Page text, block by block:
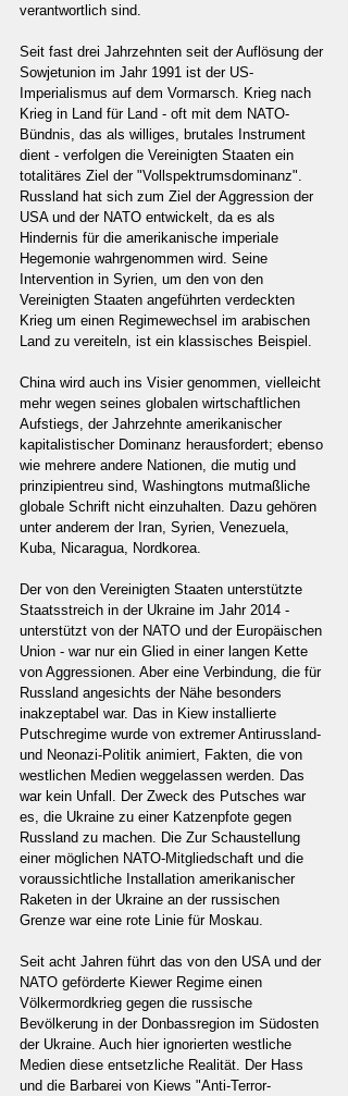
verantwortlich sind.
Seit fast drei Jahrzehnten seit der Auflösung der
Sowjetunion im Jahr 1991 ist der US-
Imperialismus auf dem Vormarsch. Krieg nach
Krieg in Land für Land - oft mit dem NATO-
Bündnis, das als williges, brutales Instrument
dient - verfolgen die Vereinigten Staaten ein
totalitäres Ziel der "Vollspektrumsdominanz".
Russland hat sich zum Ziel der Aggression der
USA und der NATO entwickelt, da es als
Hindernis für die amerikanische imperiale
Hegemonie wahrgenommen wird. Seine
Intervention in Syrien, um den von den
Vereinigten Staaten angeführten verdeckten
Krieg um einen Regimewechsel im arabischen
Land zu vereiteln, ist ein klassisches Beispiel.
China wird auch ins Visier genommen, vielleicht
mehr wegen seines globalen wirtschaftlichen
Aufstiegs, der Jahrzehnte amerikanischer
kapitalistischer Dominanz herausfordert; ebenso
wie mehrere andere Nationen, die mutig und
prinzipientreu sind, Washingtons mutmaßliche
globale Schrift nicht einzuhalten. Dazu gehören
unter anderem der Iran, Syrien, Venezuela,
Kuba, Nicaragua, Nordkorea.
Der von den Vereinigten Staaten unterstützte
Staatsstreich in der Ukraine im Jahr 2014 -
unterstützt von der NATO und der Europäischen
Union - war nur ein Glied in einer langen Kette
von Aggressionen. Aber eine Verbindung, die für
Russland angesichts der Nähe besonders
inakzeptabel war. Das in Kiew installierte
Putschregime wurde von extremer Antirussland-
und Neonazi-Politik animiert, Fakten, die von
westlichen Medien weggelassen werden. Das
war kein Unfall. Der Zweck des Putsches war
es, die Ukraine zu einer Katzenpfote gegen
Russland zu machen. Die Zur Schaustellung
einer möglichen NATO-Mitgliedschaft und die
voraussichtliche Installation amerikanischer
Raketen in der Ukraine an der russischen
Grenze war eine rote Linie für Moskau.
Seit acht Jahren führt das von den USA und der
NATO geförderte Kiewer Regime einen
Völkermordkrieg gegen die russische
Bevölkerung in der Donbassregion im Südosten
der Ukraine. Auch hier ignorierten westliche
Medien diese entsetzliche Realität. Der Hass
und die Barbarei von Kiews "Anti-Terror-